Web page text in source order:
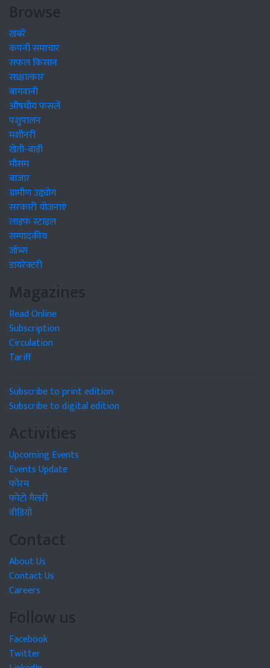
Browse
खबरें
कंपनी समाचार
सफल किसान
साक्षात्कार
बागवानी
औषधीय फसलें
पशुपालन
मशीनरी
खेती-बाड़ी
मौसम
बाजार
ग्रामीण उद्द्योग
सरकारी योजनाएं
लाइफ स्टाइल
सम्पादकीय
जॉब्स
डायरेक्टरी
Magazines
Read Online
Subscription
Circulation
Tariff
Subscribe to print edition
Subscribe to digital edition
Activities
Upcoming Events
Events Update
फोरम
फोटो गैलरी
वीडियो
Contact
About Us
Contact Us
Careers
Follow us
Facebook
Twitter